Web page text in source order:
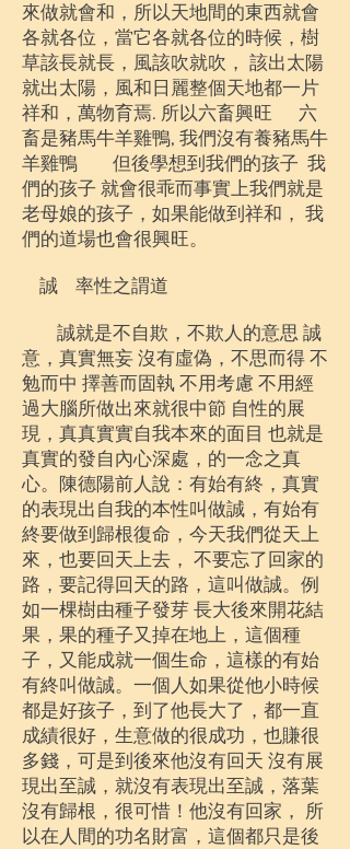
來做就會和，所以天地間的東西就會
各就各位，當它各就各位的時候，樹
草該長就長，風該吹就吹， 該出太陽
就出太陽，風和日麗整個天地都一片
祥和，萬物育焉. 所以六畜興旺 六
畜是豬馬牛羊雞鴨, 我們沒有養豬馬牛
羊雞鴨 但後學想到我們的孩子 我
們的孩子 就會很乖而事實上我們就是
老母娘的孩子，如果能做到祥和， 我
們的道場也會很興旺。
誠 率性之謂道
誠就是不自欺，不欺人的意思 誠
意，真實無妄 沒有虛偽，不思而得 不
勉而中 擇善而固執 不用考慮 不用經
過大腦所做出來就很中節 自性的展
現，真真實實自我本來的面目 也就是
真實的發自內心深處，的一念之真
心。陳德陽前人說：有始有終，真實
的表現出自我的本性叫做誠，有始有
終要做到歸根復命，今天我們從天上
來，也要回天上去， 不要忘了回家的
路，要記得回天的路，這叫做誠。例
如一棵樹由種子發芽 長大後來開花結
果，果的種子又掉在地上，這個種
子，又能成就一個生命，這樣的有始
有終叫做誠。一個人如果從他小時候
都是好孩子，到了他長大了，都一直
成績很好，生意做的很成功，也賺很
多錢，可是到後來他沒有回天 沒有展
現出至誠，就沒有表現出至誠，落葉
沒有歸根，很可惜！他沒有回家， 所
以在人間的功名財富，這個都只是後